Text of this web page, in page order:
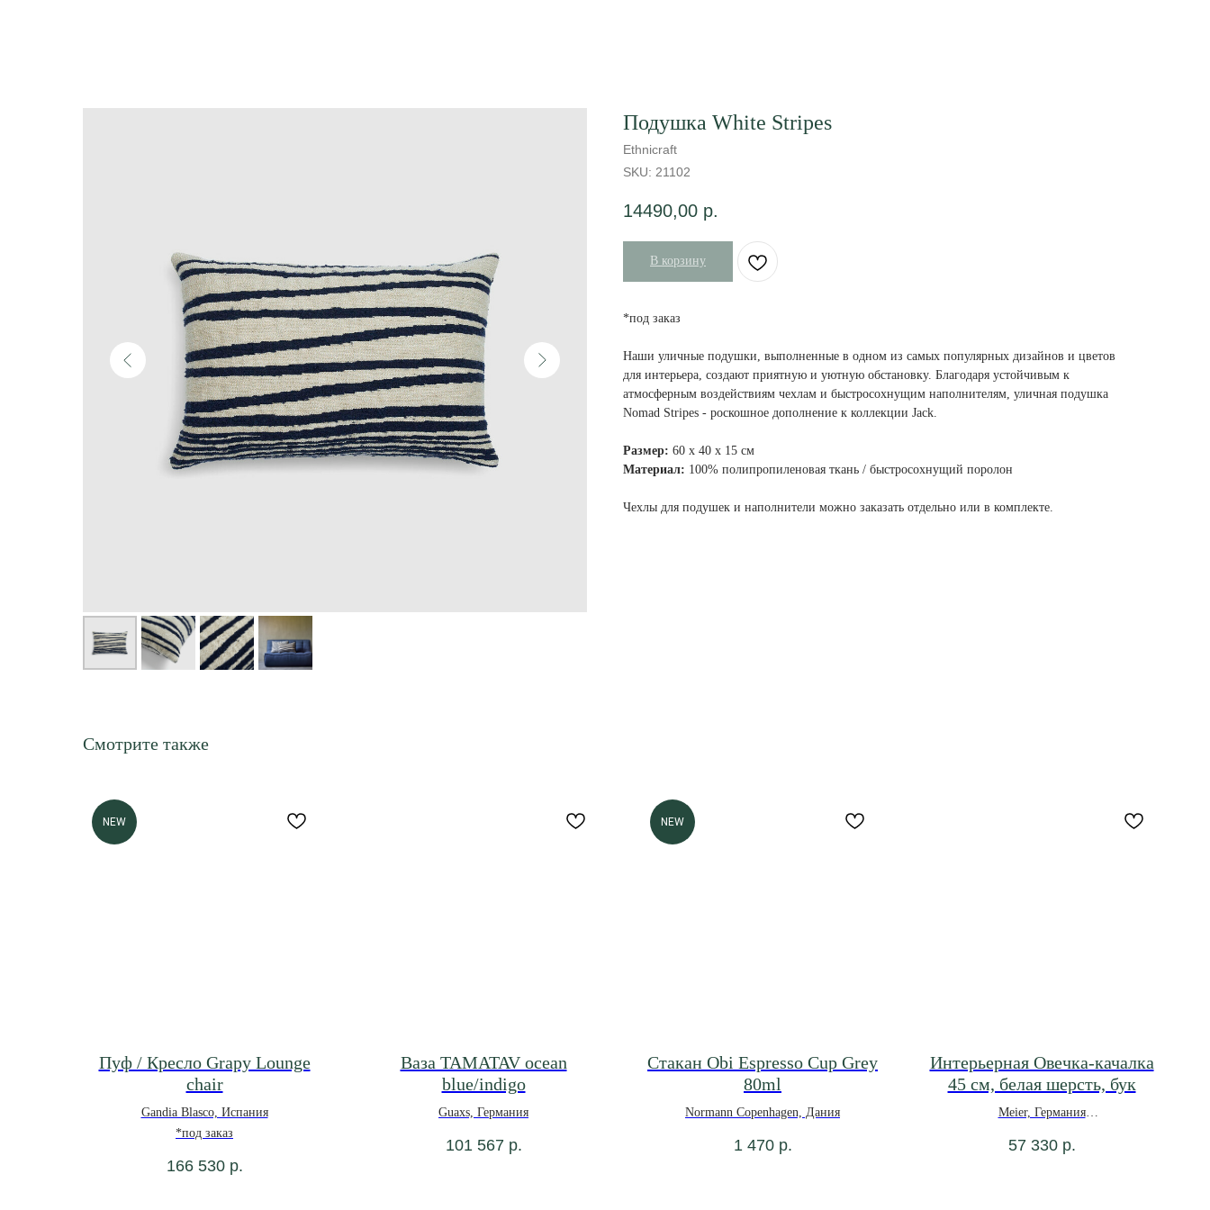
Подушка White Stripes
Ethnicraft
SKU: 21102
14490,00 р.
В корзину
*под заказ
Наши уличные подушки, выполненные в одном из самых популярных дизайнов и цветов
для интерьера, создают приятную и уютную обстановку. Благодаря устойчивым к
атмосферным воздействиям чехлам и быстросохнущим наполнителям, уличная подушка
Nomad Stripes - роскошное дополнение к коллекции Jack.
Размер: 60 х 40 х 15 см
Материал: 100% полипропиленовая ткань / быстросохнущий поролон
Чехлы для подушек и наполнители можно заказать отдельно или в комплекте.
Смотрите также
NEW
Пуф / Кресло Grapy Lounge
chair
Gandia Blasco, Испания
*под заказ
166 530 р.
Ваза TAMATAV ocean
blue/indigo
Guaxs, Германия
101 567 р.
NEW
Стакан Obi Espresso Cup Grey
80ml
Normann Copenhagen, Дания
1 470 р.
Интерьерная Овечка-качалка
45 см, белая шерсть, бук
Meier, Германия
57 330 р.